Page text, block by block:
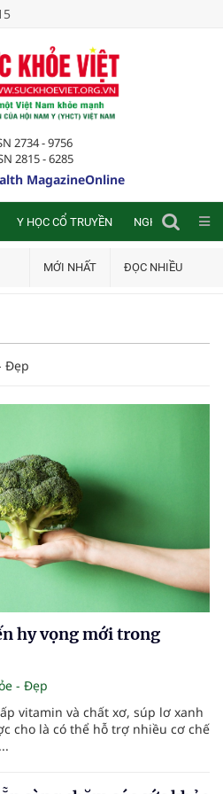
2734 - 9756
2815 - 6285
MagazineOnline
Y HỌC CỔ TRUYỀN NGHIÊN CỨU
MỚI NHẤT ĐỌC NHIỀU
Đẹp
hy vọng mới trong
- Đẹp
vitamin và chất xơ, súp lơ xanh
cho là có thể hỗ trợ nhiều cơ chế